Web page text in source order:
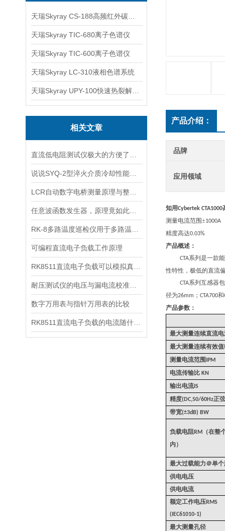
天瑞Skyray TIC-680离子色谱仪
天瑞Skyray TIC-600离子色谱仪
天瑞Skyray LC-310液相色谱系统
相关文章
可编程直流电子负载工作原理
数字万用表与指针万用表的比较
产品介绍：
品牌
应用领域
知用Cybertek CTA1000
测量电流范围±1000A
精度高达0.03%
产品概述：
CTA系列是一款
性特性，极低的直流
CTA系列互感器
径为26mm ； CTA700和
产品参数：
最大测量连续直流
最大测量连续有效
测量电流范围 IPM
电流传输比 KN
输出电流 IS
精度(DC,50/60Hz正
带宽(±3dB) BW
负载电阻RM
（在整
内）
最大过载能力＠单
供电电压
供电电流
额定工作电压RMS
(IEC61010-1)
最大测量孔径